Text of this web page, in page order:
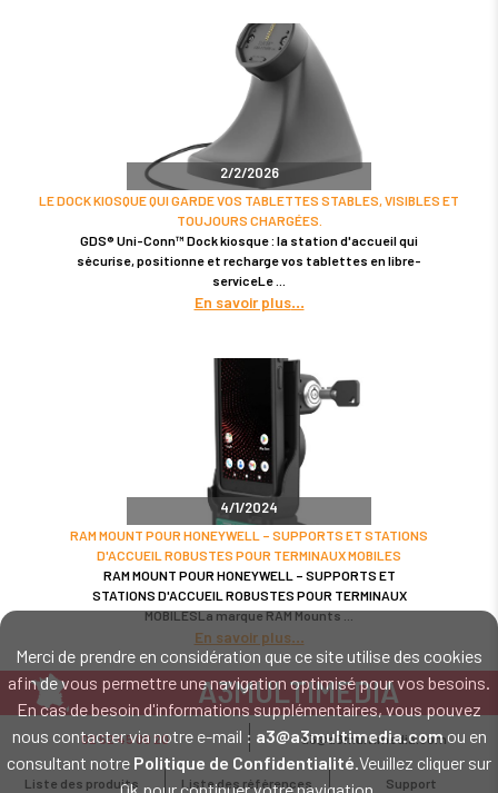
Merci de prendre en considération que ce site utilise des cookies
afin de vous permettre une navigation optimisé pour vos besoins.
En cas de besoin d'informations supplémentaires, vous pouvez
nous contacter via notre e-mail : a3@a3multimedia.comou en
consultant notre Politique de Confidentialité.Veuillez cliquer sur
2/2/2026
LE DOCK KIOSQUE QUI GARDE VOS TABLETTES STABLES, VISIBLES ET
TOUJOURS CHARGÉES.
GDS® Uni-Conn™ Dock kiosque : la station d'accueil qui
sécurise, positionne et recharge vos tablettes en libre-
serviceLe
En savoir plus
4/1/2024
RAM MOUNT POUR HONEYWELL – SUPPORTS ET STATIONS
D'ACCUEIL ROBUSTES POUR TERMINAUX MOBILES
RAM MOUNT POUR HONEYWELL – SUPPORTS ET
STATIONS D'ACCUEIL ROBUSTES POUR TERMINAUX
MOBILESLa marque RAM Mounts
En savoir plus
A3MULTIMEDIA
LE SPÉCIALISTE MATÉRIEL ET LOGICIEL CODE BARRE
Intervention sur tout le territoire : Cholet - Nantes - Angers - Rennes - Le
Mans - Bordeaux - Paris - Lille - Brest - Toulouse - Marseille - Poitiers -
02 52 45 00 20 a3@a3multimedia.com
Liste des produits Liste des références Support